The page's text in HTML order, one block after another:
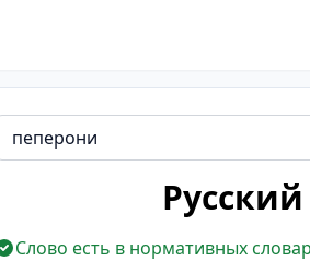
Слово есть в нормативных